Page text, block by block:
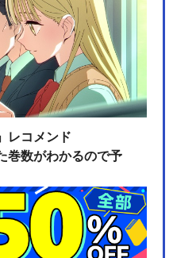
レコメンド
巻数がわかるので予